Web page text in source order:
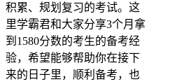
积累、规划复习的考试。这
里学霸君和大家分享3个月拿
到1580分数的考生的备考经
验，希望能够帮助你在接下
来的日子里，顺利备考，也